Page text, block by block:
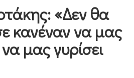
«Δεν θα
κανέναν να μας
να μας γυρίσει